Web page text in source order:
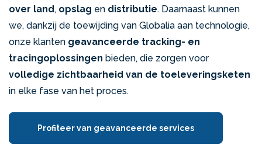
over land, opslag en distributie. Daarnaast kunnen
we, dankzij de toewijding van Globalia aan technologie,
onze klanten geavanceerde tracking- en
tracingoplossingen bieden, die zorgen voor
volledige zichtbaarheid van de toeleveringsketen
in elke fase van het proces.
Profiteer van geavanceerde services